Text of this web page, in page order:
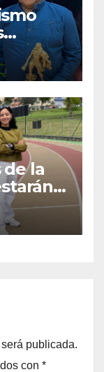
de la
publicada.
con *